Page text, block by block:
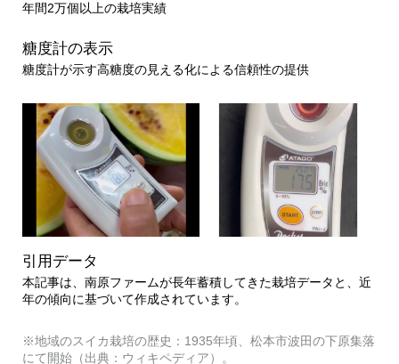
年間2万個以上の栽培実績
糖度計の表示
糖度計が示す高糖度の見える化による信頼性の提供
引用データ
本記事は、南原ファームが長年蓄積してきた栽培データと、近
年の傾向に基づいて作成されています。
※地域のスイカ栽培の歴史：1935年頃、松本市波田の下原集落
にて開始（出典：ウィキペディア）。